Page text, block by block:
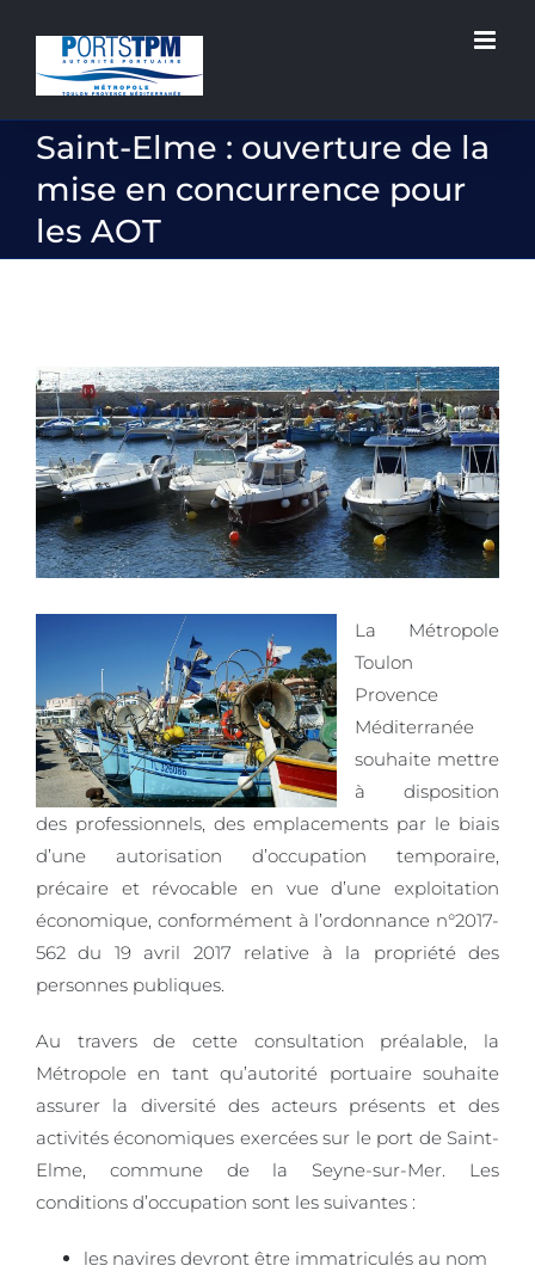
contenu
Saint-Elme : ouverture de la
mise en concurrence pour
les AOT
Voir
l'image
agrandie
La Métropole
Toulon
Provence
Méditerranée
souhaite mettre
à disposition
des professionnels, des emplacements par le biais
d’une autorisation d’occupation temporaire,
précaire et révocable en vue d’une exploitation
économique, conformément à l’ordonnance n°2017-
562 du 19 avril 2017 relative à la propriété des
personnes publiques.
Au travers de cette consultation préalable, la
Métropole en tant qu’autorité portuaire souhaite
assurer la diversité des acteurs présents et des
activités économiques exercées sur le port de Saint-
Elme, commune de la Seyne-sur-Mer. Les
conditions d’occupation sont les suivantes :
les navires devront être immatriculés au nom